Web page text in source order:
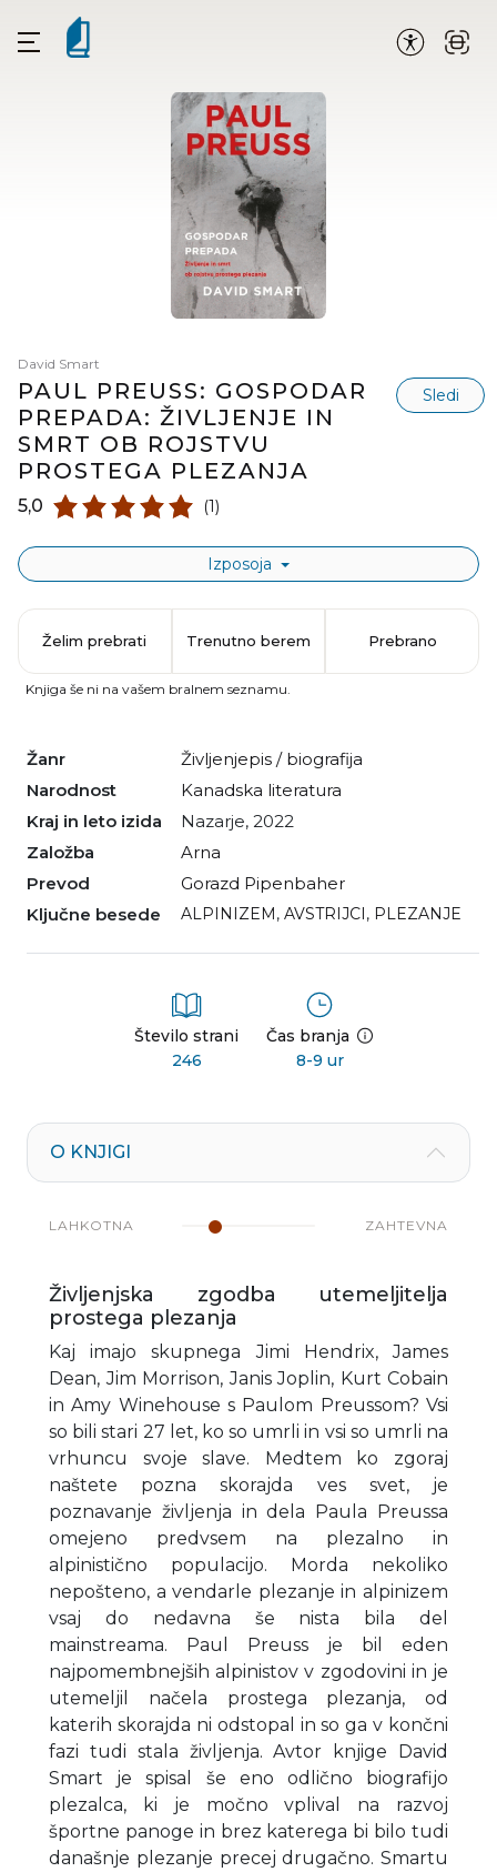
David Smart
PAUL PREUSS: GOSPODAR
PREPADA: ŽIVLJENJE IN
SMRT OB ROJSTVU
PROSTEGA PLEZANJA
Sledi
5,0 (1)
Izposoja
Žanr
življenjepis / biografija
Narodnost
kanadska literatura
Kraj in leto izida
Nazarje, 2022
Založba
Arna
Prevod
Gorazd Pipenbaher
Ključne besede
ALPINIZEM, AVSTRIJCI, PLEZANJE
Število strani
246
Čas branja
8-9 ur
Želim prebrati Trenutno berem Prebrano
Knjiga še ni na vašem bralnem seznamu.
O KNJIGI
LAHKOTNA ZAHTEVNA
Življenjska zgodba utemeljitelja
prostega plezanja
Kaj imajo skupnega Jimi Hendrix, James
Dean, Jim Morrison, Janis Joplin, Kurt Cobain
in Amy Winehouse s Paulom Preussom? Vsi
so bili stari 27 let, ko so umrli in vsi so umrli na
vrhuncu svoje slave. Medtem ko zgoraj
naštete pozna skorajda ves svet, je
poznavanje življenja in dela Paula Preussa
omejeno predvsem na plezalno in
alpinistično populacijo. Morda nekoliko
nepošteno, a vendarle plezanje in alpinizem
vsaj do nedavna še nista bila del
mainstreama. Paul Preuss je bil eden
najpomembnejših alpinistov v zgodovini in je
utemeljil načela prostega plezanja, od
katerih skorajda ni odstopal in so ga v končni
fazi tudi stala življenja. Avtor knjige David
Smart je spisal še eno odlično biografijo
plezalca, ki je močno vplival na razvoj
športne panoge in brez katerega bi bilo tudi
današnje plezanje precej drugačno. Smartu